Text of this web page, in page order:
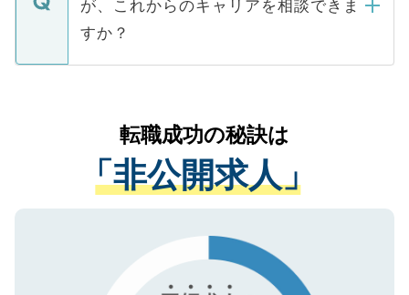
みを人材紹介会社に依頼するケースが増え
ています。
ご本人のキャリアアップおよび転職活動の
支援を目的に使用いたします。お預かりし
ているすべての個人データはご本人の許可
は、個人情報の取り扱いについての厳密な
管理基準を満たした事業者のみに付与され
る、プライバシーマークを取得済みです。
で、機密保持に関してもご安心ください。
が、これからのキャリアを相談できま
すか？
かがいして、現在の医療機関の状況や紹介
経験をまじえながら、適切なアドバイスを
させていただきます。すぐにご転職をされ
ない方には、長期的なサポートが可能です
ので、まずはご登録ください。
転職成功の秘訣は
「非公開求人」